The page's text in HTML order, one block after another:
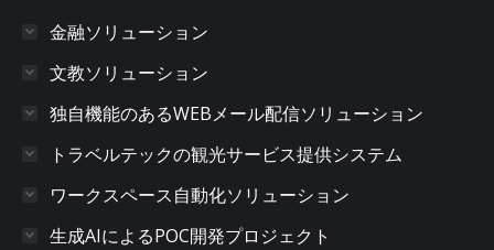
金融ソリューション
文教ソリューション
独自機能のあるWEBメール配信ソリューション
トラベルテックの観光サービス提供システム
ワークスペース自動化ソリューション
生成AIによるPOC開発プロジェクト